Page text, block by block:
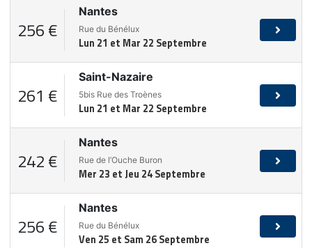
256 €
Nantes
Rue du Bénélux
Lun 21 et Mar 22 Septembre
261 €
Saint-Nazaire
5bis Rue des Troènes
Lun 21 et Mar 22 Septembre
242 €
Nantes
Rue de l’Ouche Buron
Mer 23 et Jeu 24 Septembre
256 €
Nantes
Rue du Bénélux
Ven 25 et Sam 26 Septembre